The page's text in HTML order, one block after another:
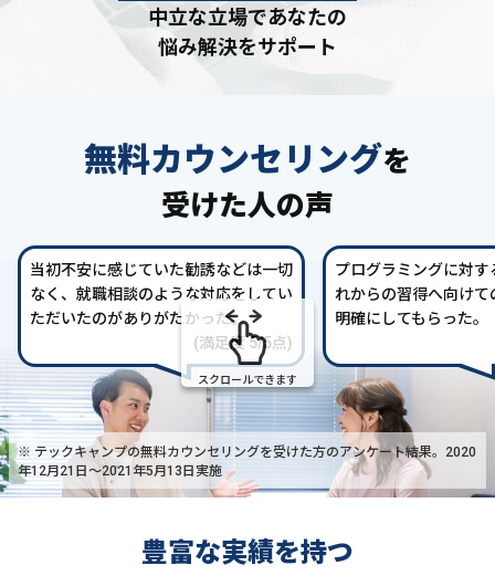
中立な立場であなたの
悩み解決をサポート
無料カウンセリングを
受けた人の声
当初不安に感じていた勧誘などは一切
なく、就職相談のような対応をしてい
ただいたのがありがたかった。
(満足度 5/5点)
プログラミングに対
れからの習得へ向け
明確にしてもらった。
スクロールできます
※ テックキャンプの無料カウンセリングを受けた方のアンケート結果。2020
年12月21日〜2021年5月13日実施
豊富な実績を持つ